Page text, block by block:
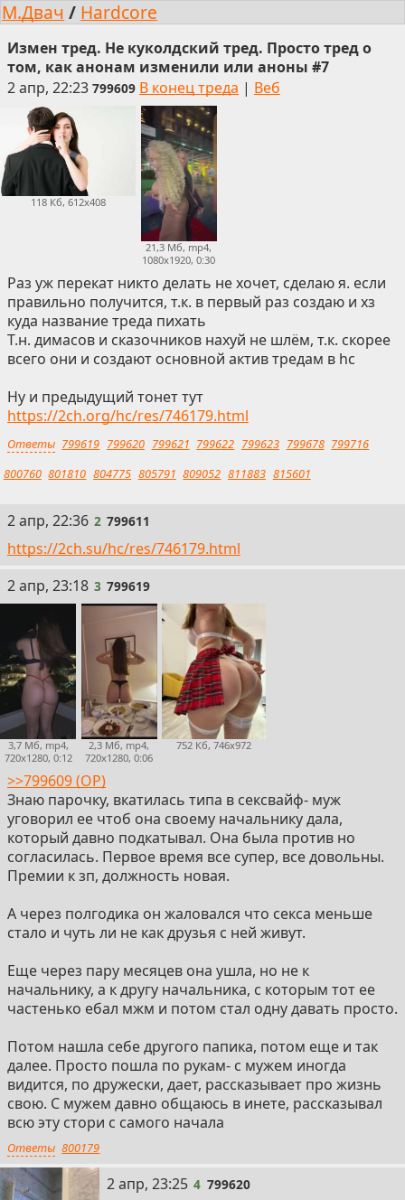
М.Двач / Hardcore
Измен тред. Не куколдский тред. Просто тред о
том, как анонам изменили или аноны #7
2 апр, 22:23 799609 В конец треда | Веб
118 Кб, 612x408
21,3 Мб, mp4,
1080x1920, 0:30
Раз уж перекат никто делать не хочет, сделаю я. если
правильно получится, т.к. в первый раз создаю и хз
куда название треда пихать
Т.н. димасов и сказочников нахуй не шлём, т.к. скорее
всего они и создают основной актив тредам в hc
Ну и предыдущий тонет тут
https://2ch.org/hc/res/746179.html
Ответы 799619 799620 799621 799622 799623 799678 799716
800760 801810 804775 805791 809052 811883 815601
2
2 апр, 22:36 2 799611
https://2ch.su/hc/res/746179.html
3
2 апр, 23:18 3 799619
3,7 Мб, mp4,
720x1280, 0:12
2,3 Мб, mp4,
720x1280, 0:06
752 Кб, 746x972
>>799609 (OP)
Знаю парочку, вкатилась типа в сексвайф- муж
уговорил ее чтоб она своему начальнику дала,
который давно подкатывал. Она была против но
согласилась. Первое время все супер, все довольны.
Премии к зп, должность новая.
А через полгодика он жаловался что секса меньше
стало и чуть ли не как друзья с ней живут.
Еще через пару месяцев она ушла, но не к
начальнику, а к другу начальника, с которым тот ее
частенько ебал мжм и потом стал одну давать просто.
Потом нашла себе другого папика, потом еще и так
далее. Просто пошла по рукам- с мужем иногда
видится, по дружески, дает, рассказывает про жизнь
свою. С мужем давно общаюсь в инете, рассказывал
всю эту стори с самого начала
Ответы 800179
4
2 апр, 23:25 4 799620